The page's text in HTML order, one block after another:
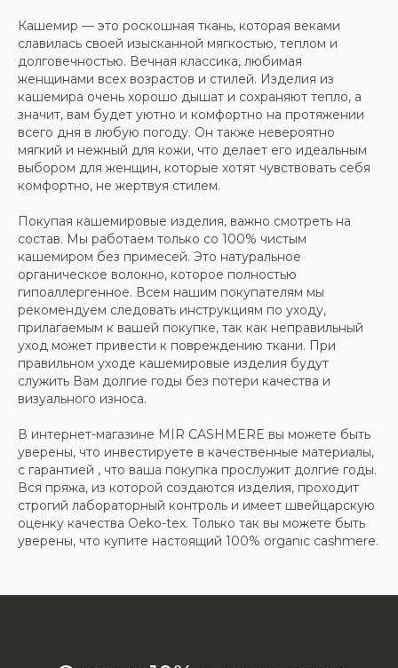
Кашемир — это роскошная ткань, которая веками
славилась своей изысканной мягкостью, теплом и
долговечностью. Вечная классика, любимая
женщинами всех возрастов и стилей. Изделия из
кашемира очень хорошо дышат и сохраняют тепло, а
значит, вам будет уютно и комфортно на протяжении
всего дня в любую погоду. Он также невероятно
мягкий и нежный для кожи, что делает его идеальным
выбором для женщин, которые хотят чувствовать себя
комфортно, не жертвуя стилем.
Покупая кашемировые изделия, важно смотреть на
состав. Мы работаем только со 100% чистым
кашемиром без примесей. Это натуральное
органическое волокно, которое полностью
гипоаллергенное. Всем нашим покупателям мы
рекомендуем следовать инструкциям по уходу,
прилагаемым к вашей покупке, так как неправильный
уход может привести к повреждению ткани. При
правильном уходе кашемировые изделия будут
служить Вам долгие годы без потери качества и
визуального износа.
В интернет-магазине MIR CASHMERE вы можете быть
уверены, что инвестируете в качественные материалы,
с гарантией , что ваша покупка прослужит долгие годы.
Вся пряжа, из которой создаются изделия, проходит
строгий лабораторный контроль и имеет швейцарскую
оценку качества Oeko-tex. Только так вы можете быть
уверены, что купите настоящий 100% organic cashmere.